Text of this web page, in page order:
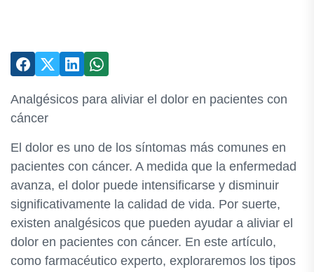
Analgésicos para aliviar el dolor en pacientes con
cáncer
El dolor es uno de los síntomas más comunes en
pacientes con cáncer. A medida que la enfermedad
avanza, el dolor puede intensificarse y disminuir
significativamente la calidad de vida. Por suerte,
existen analgésicos que pueden ayudar a aliviar el
dolor en pacientes con cáncer. En este artículo,
como farmacéutico experto, exploraremos los tipos